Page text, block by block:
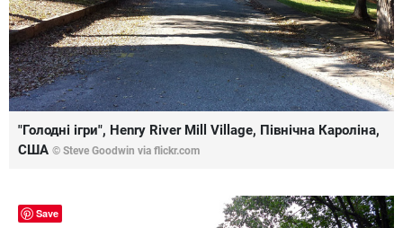
"Голодні ігри", Henry River Mill Village, Північна Кароліна,
США © Steve Goodwin via flickr.com
Save